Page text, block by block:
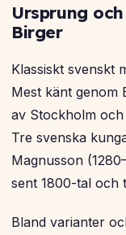
Ursprung
Birger
Klassiskt svenskt
Mest känt genom
av Stockholm och
Tre svenska
Magnusson
sent 1800-tal och
Bland varianter